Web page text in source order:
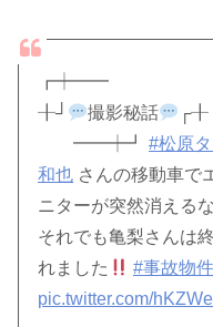
┏┿━━
╂┘
撮影秘話
┌╂
━━┿┛#松原
和也 さんの移動車で
ニターが突然消える
それでも亀梨さんは
れました
#事故物
pic.twitter.com/